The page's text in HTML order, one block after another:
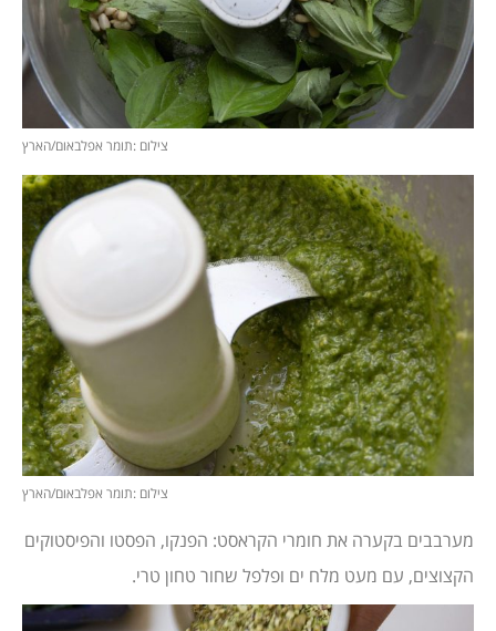
צילום :תומר אפלבאום/הארץ
צילום :תומר אפלבאום/הארץ
מערבבים בקערה את חומרי הקראסט: הפנקו, הפסטו והפיסטוקים
הקצוצים, עם מעט מלח ים ופלפל שחור טחון טרי.